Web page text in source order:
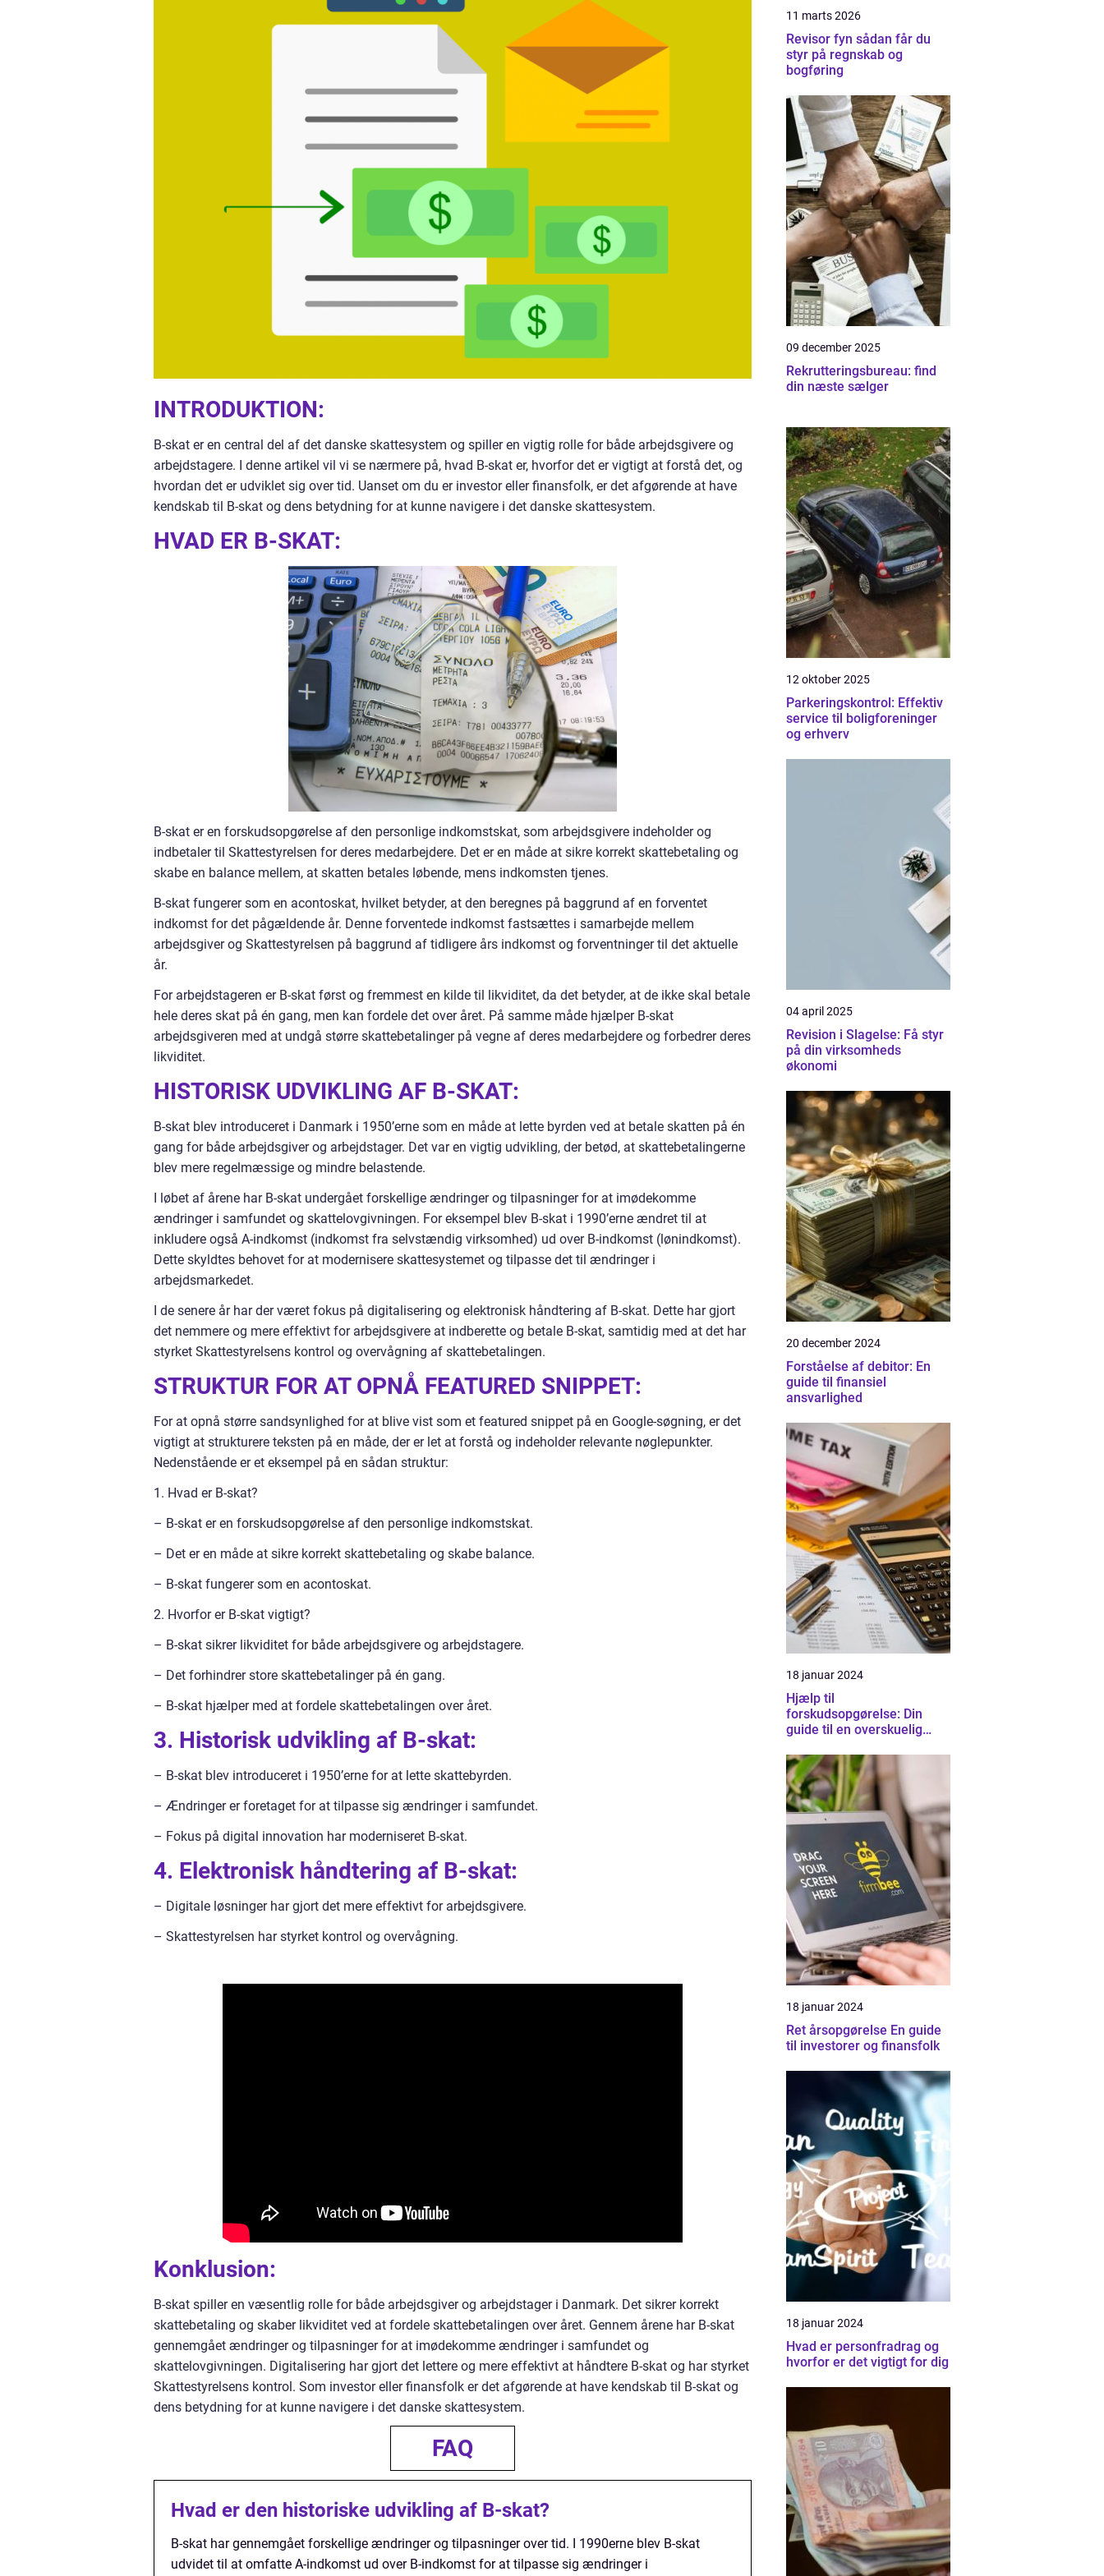
INTRODUKTION:
B-skat er en central del af det danske skattesystem og spiller en vigtig rolle for både arbejdsgivere og
arbejdstagere. I denne artikel vil vi se nærmere på, hvad B-skat er, hvorfor det er vigtigt at forstå det, og
hvordan det er udviklet sig over tid. Uanset om du er investor eller finansfolk, er det afgørende at have
kendskab til B-skat og dens betydning for at kunne navigere i det danske skattesystem.
HVAD ER B-SKAT:
B-skat er en forskudsopgørelse af den personlige indkomstskat, som arbejdsgivere indeholder og
indbetaler til Skattestyrelsen for deres medarbejdere. Det er en måde at sikre korrekt skattebetaling og
skabe en balance mellem, at skatten betales løbende, mens indkomsten tjenes.
B-skat fungerer som en acontoskat, hvilket betyder, at den beregnes på baggrund af en forventet
indkomst for det pågældende år. Denne forventede indkomst fastsættes i samarbejde mellem
arbejdsgiver og Skattestyrelsen på baggrund af tidligere års indkomst og forventninger til det aktuelle
år.
For arbejdstageren er B-skat først og fremmest en kilde til likviditet, da det betyder, at de ikke skal betale
hele deres skat på én gang, men kan fordele det over året. På samme måde hjælper B-skat
arbejdsgiveren med at undgå større skattebetalinger på vegne af deres medarbejdere og forbedrer deres
likviditet.
HISTORISK UDVIKLING AF B-SKAT:
B-skat blev introduceret i Danmark i 1950’erne som en måde at lette byrden ved at betale skatten på én
gang for både arbejdsgiver og arbejdstager. Det var en vigtig udvikling, der betød, at skattebetalingerne
blev mere regelmæssige og mindre belastende.
I løbet af årene har B-skat undergået forskellige ændringer og tilpasninger for at imødekomme
ændringer i samfundet og skattelovgivningen. For eksempel blev B-skat i 1990’erne ændret til at
inkludere også A-indkomst (indkomst fra selvstændig virksomhed) ud over B-indkomst (lønindkomst).
Dette skyldtes behovet for at modernisere skattesystemet og tilpasse det til ændringer i
arbejdsmarkedet.
I de senere år har der været fokus på digitalisering og elektronisk håndtering af B-skat. Dette har gjort
det nemmere og mere effektivt for arbejdsgivere at indberette og betale B-skat, samtidig med at det har
styrket Skattestyrelsens kontrol og overvågning af skattebetalingen.
STRUKTUR FOR AT OPNÅ FEATURED SNIPPET:
For at opnå større sandsynlighed for at blive vist som et featured snippet på en Google-søgning, er det
vigtigt at strukturere teksten på en måde, der er let at forstå og indeholder relevante nøglepunkter.
Nedenstående er et eksempel på en sådan struktur:
1. Hvad er B-skat?
– B-skat er en forskudsopgørelse af den personlige indkomstskat.
– Det er en måde at sikre korrekt skattebetaling og skabe balance.
– B-skat fungerer som en acontoskat.
2. Hvorfor er B-skat vigtigt?
– B-skat sikrer likviditet for både arbejdsgivere og arbejdstagere.
– Det forhindrer store skattebetalinger på én gang.
– B-skat hjælper med at fordele skattebetalingen over året.
3. Historisk udvikling af B-skat:
– B-skat blev introduceret i 1950’erne for at lette skattebyrden.
– Ændringer er foretaget for at tilpasse sig ændringer i samfundet.
– Fokus på digital innovation har moderniseret B-skat.
4. Elektronisk håndtering af B-skat:
– Digitale løsninger har gjort det mere effektivt for arbejdsgivere.
– Skattestyrelsen har styrket kontrol og overvågning.
Konklusion:
B-skat spiller en væsentlig rolle for både arbejdsgiver og arbejdstager i Danmark. Det sikrer korrekt
skattebetaling og skaber likviditet ved at fordele skattebetalingen over året. Gennem årene har B-skat
gennemgået ændringer og tilpasninger for at imødekomme ændringer i samfundet og
skattelovgivningen. Digitalisering har gjort det lettere og mere effektivt at håndtere B-skat og har styrket
Skattestyrelsens kontrol. Som investor eller finansfolk er det afgørende at have kendskab til B-skat og
dens betydning for at kunne navigere i det danske skattesystem.
FAQ
Hvad er den historiske udvikling af B-skat?
B-skat har gennemgået forskellige ændringer og tilpasninger over tid. I 1990erne blev B-skat
udvidet til at omfatte A-indkomst ud over B-indkomst for at tilpasse sig ændringer i
11 marts 2026
Revisor fyn sådan får du
styr på regnskab og
bogføring
09 december 2025
Rekrutteringsbureau: find
din næste sælger
12 oktober 2025
Parkeringskontrol: Effektiv
service til boligforeninger
og erhverv
04 april 2025
Revision i Slagelse: Få styr
på din virksomheds
økonomi
20 december 2024
Forståelse af debitor: En
guide til finansiel
ansvarlighed
18 januar 2024
Hjælp til
forskudsopgørelse: Din
guide til en overskuelig
18 januar 2024
Ret årsopgørelse En guide
til investorer og finansfolk
18 januar 2024
Hvad er personfradrag og
hvorfor er det vigtigt for dig